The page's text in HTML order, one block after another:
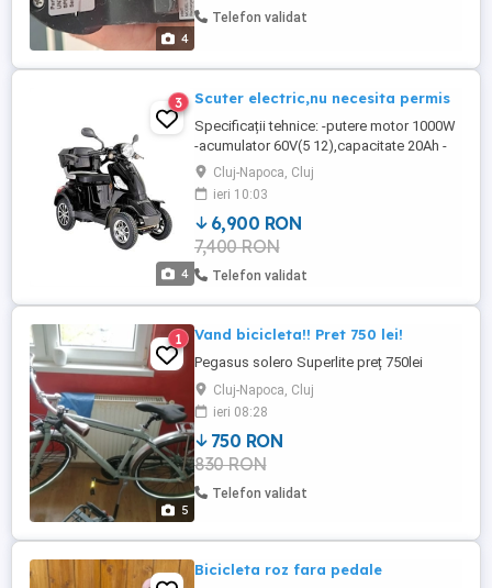
4
Telefon validat
4
3 Scuter electric,nu necesita permis
Specificații tehnice: -putere motor 1000W
-acumulator 60V(5 12),capacitate 20Ah -
consum 2-3Kh 100Km -timp de încărcare
4-8 ore -autonomie maxima 55 Km -viteza
maxima 25 Km h -greutatea maxima 135
Kg -dimensiune anvelope 3.00-8 -dispune
de portbagaj si Cos de depozitare situate
in partea din spate -scaunul ...
Cluj-Napoca, Cluj
ieri 10:03
6,900 RON
7,400 RON
Telefon validat
5
1 Vand bicicleta!! Pret 750 lei!
Pegasus solero Superlite preț 750lei
Cluj-Napoca, Cluj
ieri 08:28
750 RON
830 RON
Telefon validat
Bicicleta roz fara pedale